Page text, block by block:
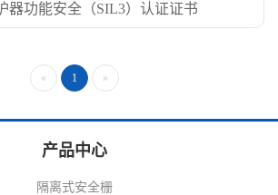
器功能安全（SIL3）认证证书
« 1 »
产品中心
隔离式安全栅